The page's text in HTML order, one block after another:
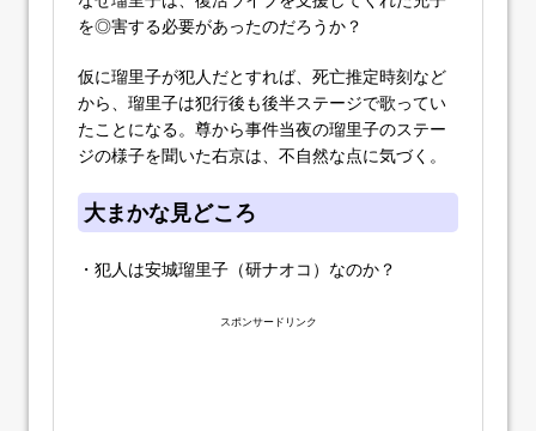
を◎害する必要があったのだろうか？
仮に瑠里子が犯人だとすれば、死亡推定時刻など
から、瑠里子は犯行後も後半ステージで歌ってい
たことになる。尊から事件当夜の瑠里子のステー
ジの様子を聞いた右京は、不自然な点に気づく。
大まかな見どころ
・犯人は安城瑠里子（研ナオコ）なのか？
スポンサードリンク